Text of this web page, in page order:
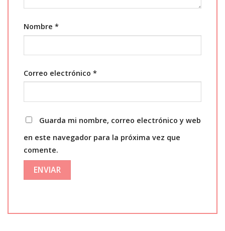
Nombre *
Correo electrónico *
Guarda mi nombre, correo electrónico y web
en este navegador para la próxima vez que
comente.